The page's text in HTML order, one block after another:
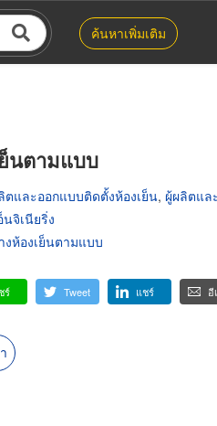
ค้นหาเพิ่มเติม
นตามแบบ
ตและออกแบบติดตั้งห้องเย็น, ผู้ผลิตแล
จิเนียริ่ง
งห้องเย็นตามแบบ
ร์ Tweet แชร์ อี